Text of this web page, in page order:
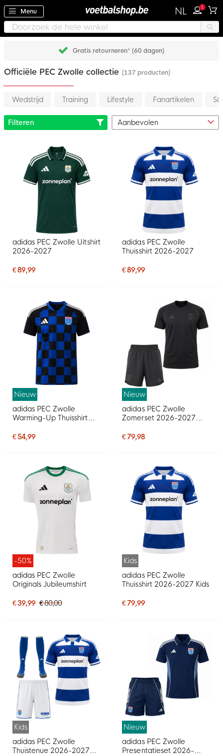
Menu NL 1
Achteraf betalen met Klarna
Officiële PEC Zwolle collectie (137 producten)
Wedstrijd Training Lifestyle Fanartikelen
Filteren
adidas PEC Zwolle Uitshirt
2026-2027
€ 89,99
adidas PEC Zwolle
Thuisshirt 2026-2027
€ 89,99
Nieuw
adidas PEC Zwolle
Warming-Up Thuisshirt
€ 54,99
Nieuw
adidas PEC Zwolle
Zomerset 2026-2027
€ 79,98
-50%
adidas PEC Zwolle
Originals Jubileumshirt
€ 39,99 € 80,00
Kids
adidas PEC Zwolle
Thuisshirt 2026-2027 Kids
€ 79,99
Kids
adidas PEC Zwolle
Thuistenue 2026-2027
Nieuw
adidas PEC Zwolle
Presentatieset 2026-